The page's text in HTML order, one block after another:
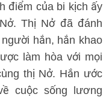
điểm của bi kịch ấy
Thị Nở đã đánh
hắn, hắn khao
làm hòa với mọi
thị Nở. Hắn ước
cuộc sống lương